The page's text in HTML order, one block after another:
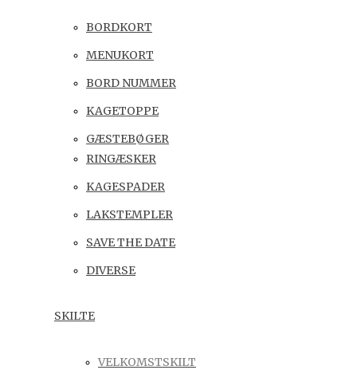
BORDKORT
MENUKORT
BORD NUMMER
KAGETOPPE
GÆSTEBØGER
RINGÆSKER
KAGESPADER
LAKSTEMPLER
SAVE THE DATE
DIVERSE
SKILTE
VELKOMSTSKILT